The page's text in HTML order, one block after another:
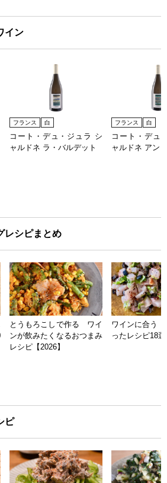
イン
フランス 白
コート・デュ・ジュラ シ
ャルドネ ラ・バルデット
フランス 白
コート・デュ
ャルドネ アン
レシピまとめ
とうもろこしで作る ワイ
ンが飲みたくなるおつまみ
レシピ【2026】
ワインに合う
ったレシピ18
ピ